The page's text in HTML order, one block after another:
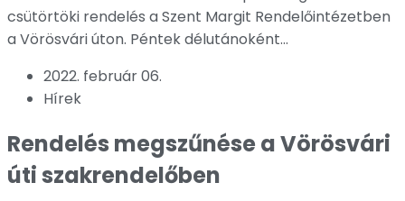
csütörtöki rendelés a Szent Margit Rendelőintézetben
a Vörösvári úton. Péntek délutánoként...
2022. február 06.
Hírek
Rendelés megszűnése a Vörösvári
úti szakrendelőben